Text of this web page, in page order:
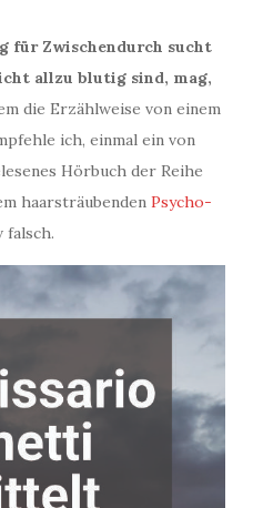
für Zwischendurch sucht
allzu blutig sind, mag,
die Erzählweise von einem
ich, einmal ein von
Hörbuch der Reihe
haarsträubenden Psycho-